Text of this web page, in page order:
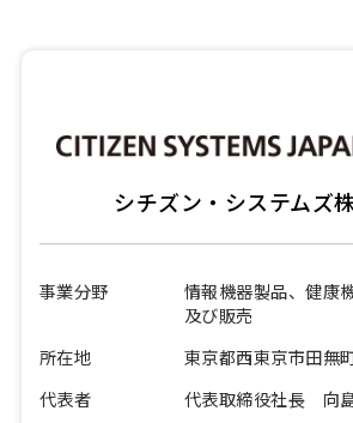
シチズン・システムズ
事業分野
情報機器製品、健康
及び販売
所在地
東京都西東京市田無
代表者
代表取締役社長 向